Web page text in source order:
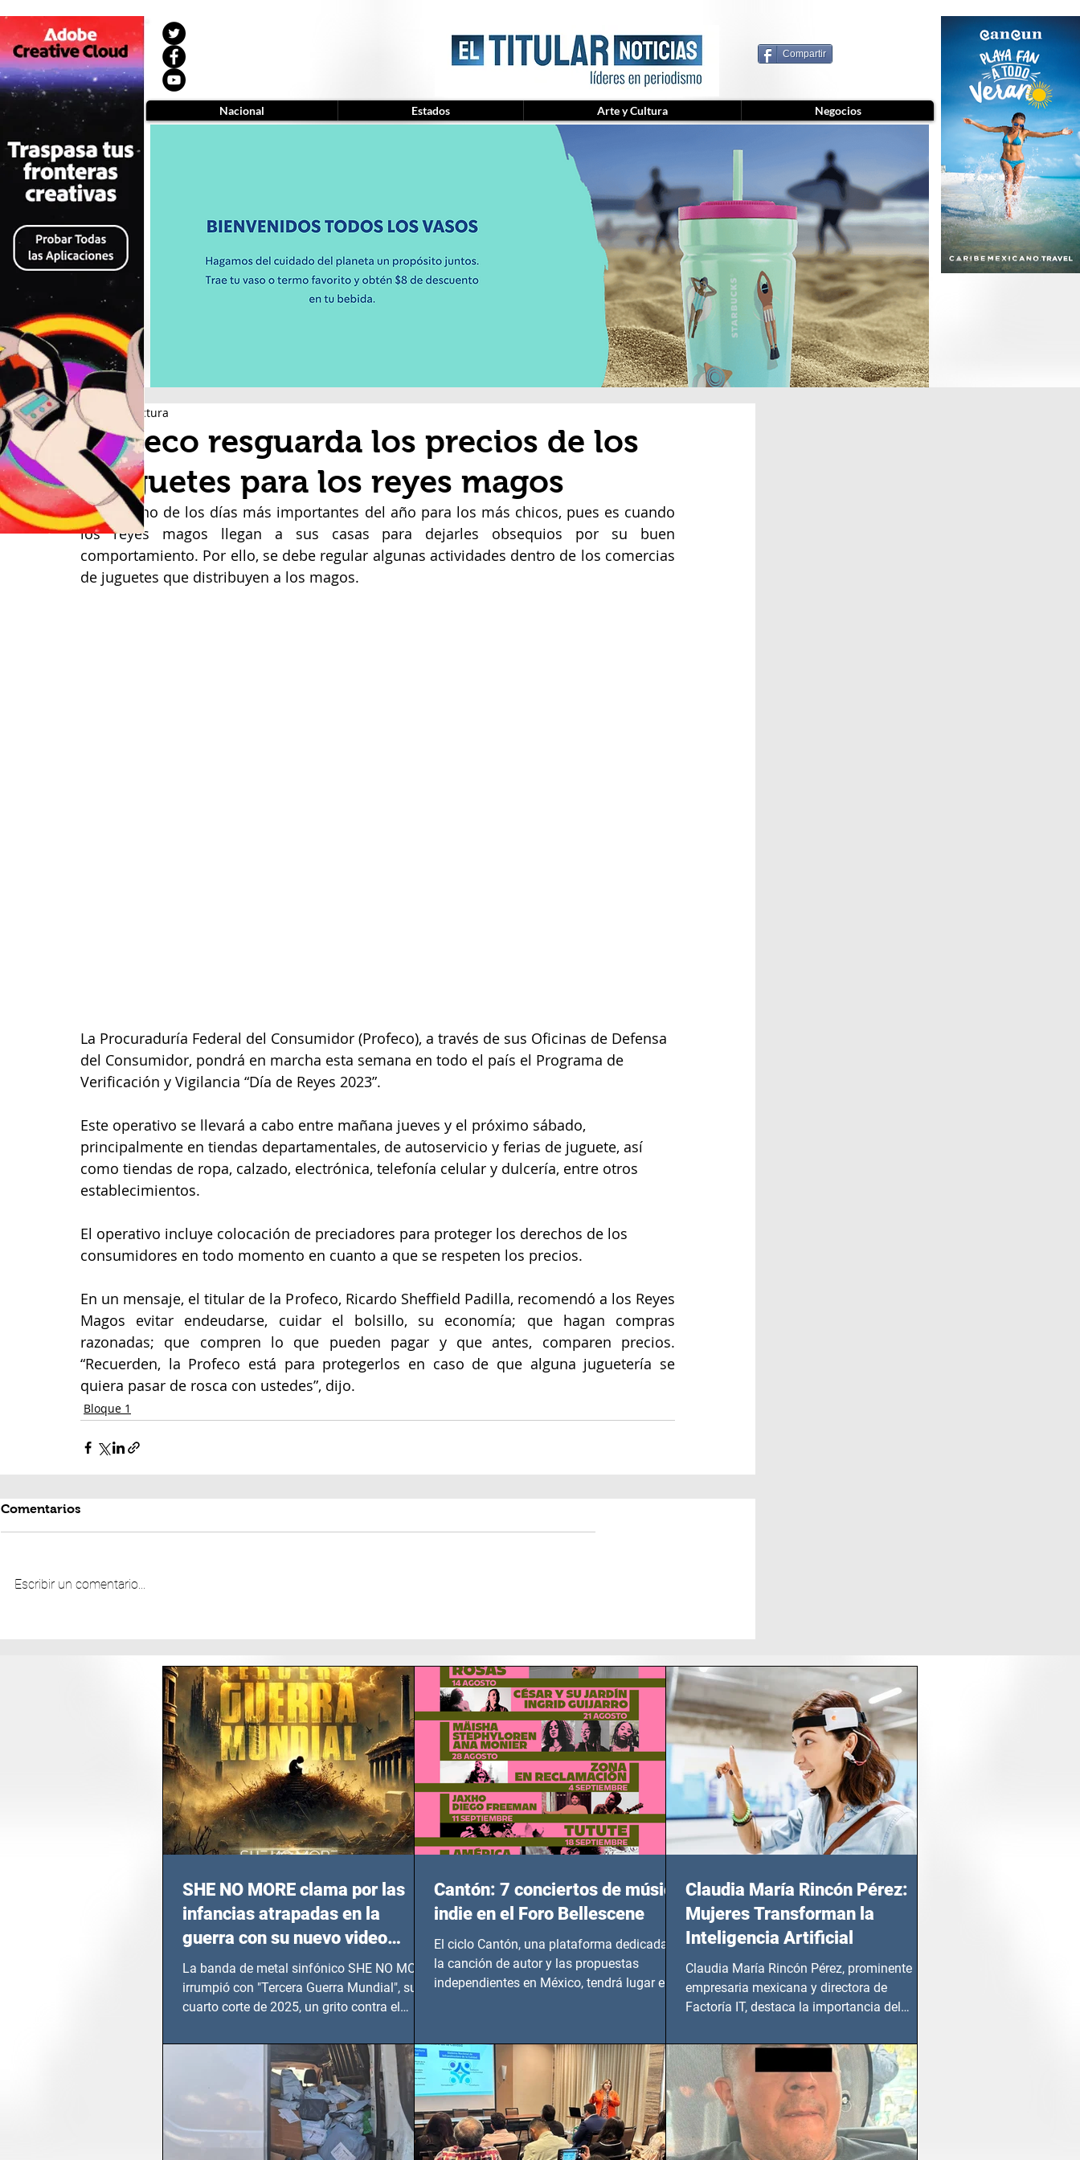
Compartir
Profeco resguarda los precios de los
jueguetes para los reyes magos
1 min de lectura
Hoy es uno de los días más importantes del año para los más chicos, pues es cuando
los reyes magos llegan a sus casas para dejarles obsequios por su buen
comportamiento. Por ello, se debe regular algunas actividades dentro de los comercias
de juguetes que distribuyen a los magos.
La Procuraduría Federal del Consumidor (Profeco), a través de sus Oficinas de Defensa
del Consumidor, pondrá en marcha esta semana en todo el país el Programa de
Verificación y Vigilancia “Día de Reyes 2023”.
Este operativo se llevará a cabo entre mañana jueves y el próximo sábado,
principalmente en tiendas departamentales, de autoservicio y ferias de juguete, así
como tiendas de ropa, calzado, electrónica, telefonía celular y dulcería, entre otros
establecimientos.
El operativo incluye colocación de preciadores para proteger los derechos de los
consumidores en todo momento en cuanto a que se respeten los precios.
En un mensaje, el titular de la Profeco, Ricardo Sheffield Padilla, recomendó a los Reyes
Magos evitar endeudarse, cuidar el bolsillo, su economía; que hagan compras
razonadas; que compren lo que pueden pagar y que antes, comparen precios.
“Recuerden, la Profeco está para protegerlos en caso de que alguna juguetería se
quiera pasar de rosca con ustedes”, dijo.
Bloque 1
Comentarios
Escribir un comentario...
SHE NO MORE clama por las
infancias atrapadas en la
guerra con su nuevo video
TERCERA GUERRA MUNDIAL
La banda de metal sinfónico SHE NO MORE
irrumpió con "Tercera Guerra Mundial", su
cuarto corte de 2025, un grito contra el
en epicentros bélicos.
Cantón: 7 conciertos de música
indie en el Foro Bellescene
El ciclo Cantón, una plataforma dedicada a
la canción de autor y las propuestas
independientes en México, tendrá lugar en el
del 14 de agosto al 25 de septiembre, a las
20:00 horas.
Claudia María Rincón Pérez:
Mujeres Transforman la
Inteligencia Artificial
Claudia María Rincón Pérez, prominente
empresaria mexicana y directora de
Factoría IT, destaca la importancia del
Nacional Estados Arte y Cultura Negocios